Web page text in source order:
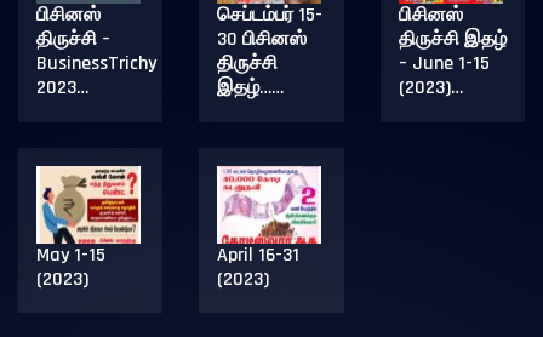
பிசினஸ்
திருச்சி –
BusinessTrichy
2023…
செப்டம்பர் 15-
30 பிசினஸ்
திருச்சி
இதழ்……
பிசினஸ்
திருச்சி இதழ்
– June 1-15
(2023)…
May 1-15
(2023)
April 16-31
(2023)